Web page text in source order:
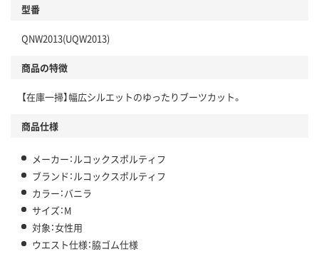
型番
QNW2013(UQW2013)
商品の特徴
【在庫一掃】幅広シルエットのゆったりブーツカット。
商品仕様
メーカー：ルコックスポルティフ
ブランド：ルコックスポルティフ
カラー：バニラ
サイズ：M
対象：女性用
ウエスト仕様：脇ゴム仕様